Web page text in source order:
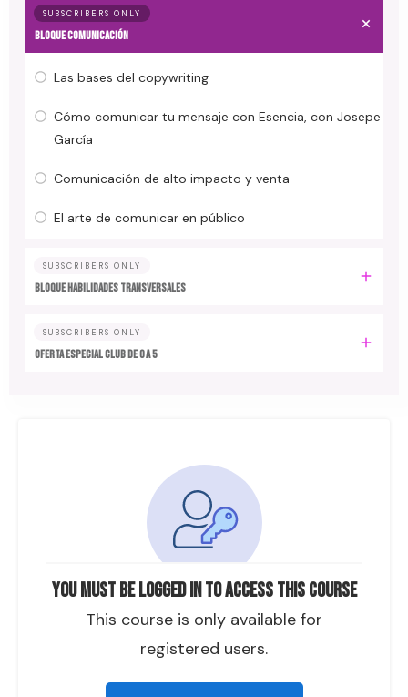
You must be logged in to access this course
This course is only available for
registered users.
SUBSCRIBERS ONLY
Bloque COMUNICACIÓN
Las bases del copywriting
Cómo comunicar tu mensaje con Esencia, con Josepe
García
Comunicación de alto impacto y venta
El arte de comunicar en público
SUBSCRIBERS ONLY
Bloque HABILIDADES TRANSVERSALES
SUBSCRIBERS ONLY
Oferta especial Club de 0 a 5